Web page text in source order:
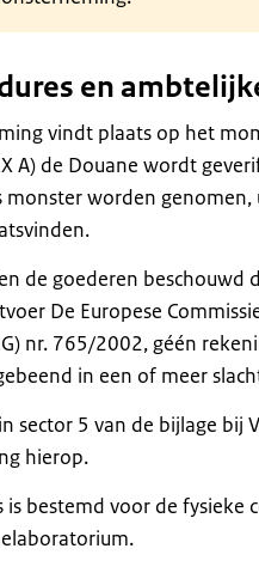
en
vindt plaats op het
A) de Douane wordt
monster worden
de goederen
De Europese
nr. 765/2002, géén
in een of meer
sector 5 van de bijlage bij
hierop.
is bestemd voor de